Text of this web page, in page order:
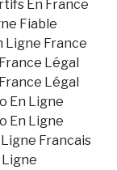
En France
Fiable
Ligne France
Légal
Légal
En Ligne
En Ligne
Francais
Ligne